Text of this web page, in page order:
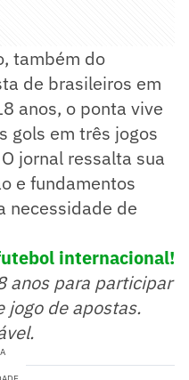
também do
de brasileiros em
anos, o ponta vive
gols em três jogos
jornal ressalta sua
e fundamentos
necessidade de
internacional!
anos para participar
jogo de apostas.